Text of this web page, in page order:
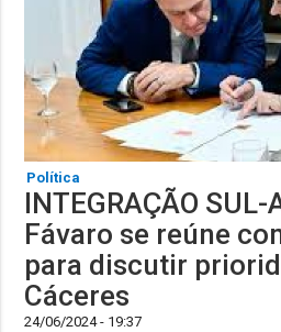
Política
INTEGRAÇÃO SUL-
Fávaro se reúne
para discutir
Cáceres
24/06/2024 - 19:37